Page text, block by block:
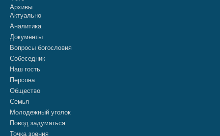
Архивы
Актуально
Аналитика
Документы
Вопросы богословия
Собеседник
Наш гость
Персона
Общество
Семья
Молодежный уголок
Повод задуматься
Точка зрения